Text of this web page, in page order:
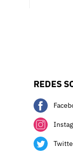
REDES